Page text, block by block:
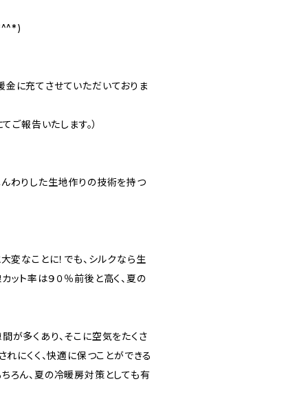
に充てさせていただいておりま
ご報告いたします。）
わりした生地作りの技術を持つ
なことに！でも、シルクなら生
ト率は９０％前後と高く、夏の
多くあり、そこに空気をたくさ
れにくく、快適に保つことができる
ろん、夏の冷暖房対策としても有